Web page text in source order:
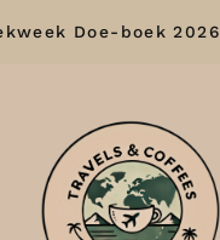
Doe-boek 2026